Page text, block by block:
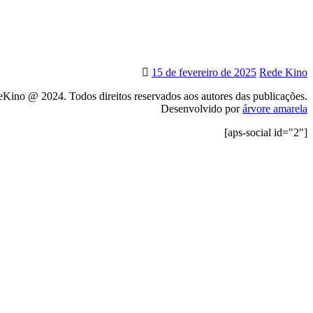
15 de fevereiro de 2025 Rede Kino
@ 2024. Todos direitos reservados aos autores das publicações.
Desenvolvido porárvore amarela
[aps-social id="2"]